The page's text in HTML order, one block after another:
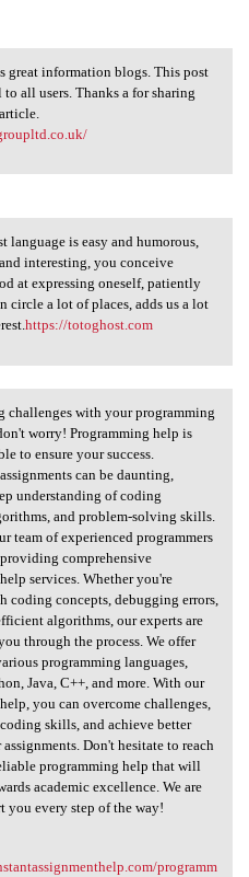
great
great information blogs. This post
all users. Thanks a for sharing
language is
language is easy and humorous,
interesting, you conceive
at expressing oneself, patiently
circle a lot of places, adds us a lot
https://totoghost.com
challenges
challenges with your programming
worry! Programming help is
to ensure your success.
can be daunting,
understanding of coding
and problem-solving skills.
team of experienced programmers
comprehensive
services. Whether you're
coding concepts, debugging errors,
algorithms, our experts are
through the process. We offer
programming languages,
Java, C++, and more. With our
you can overcome challenges,
skills, and achieve better
Don't hesitate to reach
programming help that will
academic excellence. We are
you every step of the way!
programm